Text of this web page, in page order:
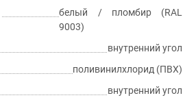
белый / пломбир (RAL
9003)
внутренний угол
поливинилхлорид (ПВХ)
внутренний угол